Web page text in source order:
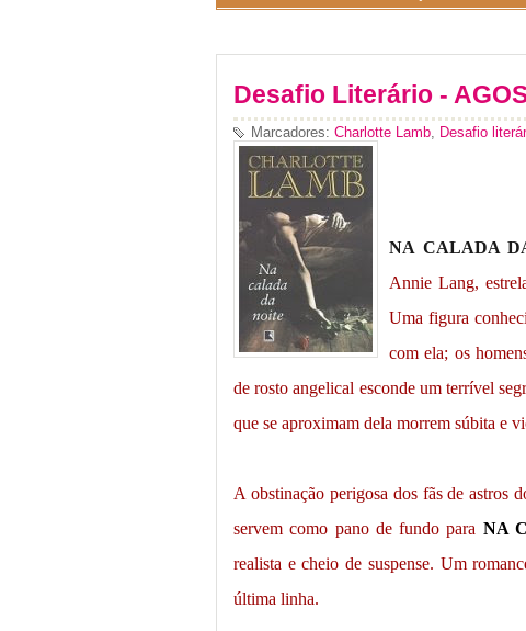
Desafio Literário -
Marcadores: Charlotte Lamb Desafio
NA CALADA
Annie Lang,
Uma figura
com ela; os
de rosto angelical esconde um terrível
que se aproximam dela morrem súbita e
A obstinação perigosa dos fãs de astros
servem como pano de fundo para NA
realista e cheio de suspense. Um
última linha.